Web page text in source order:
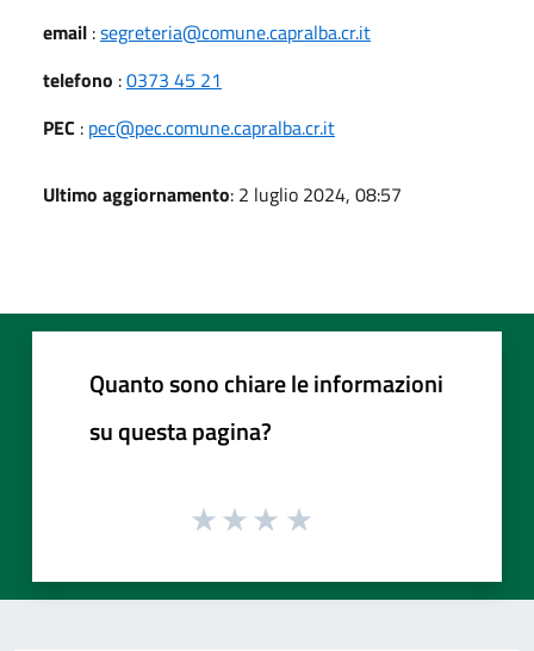
email :segreteria@comune.capralba.cr.it
telefono :0373 45 21
PEC : pec@pec.comune.capralba.cr.it
Ultimo aggiornamento: 2 luglio 2024, 08:57
Quanto sono chiare le informazioni
su questa pagina?